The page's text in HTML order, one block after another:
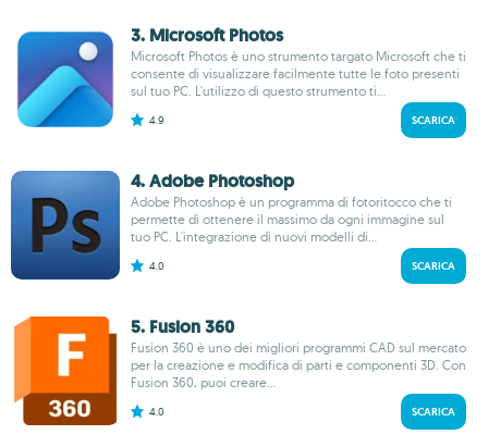
3. Microsoft Photos
Microsoft Photos è uno strumento targato Microsoft che ti
consente di visualizzare facilmente tutte le foto presenti
sul tuo PC. L'utilizzo di questo strumento ti...
4.9 SCARICA
4. Adobe Photoshop
Adobe Photoshop è un programma di fotoritocco che ti
permette di ottenere il massimo da ogni immagine sul
tuo PC. L'integrazione di nuovi modelli di...
4.0 SCARICA
5. Fusion 360
Fusion 360 è uno dei migliori programmi CAD sul mercato
per la creazione e modifica di parti e componenti 3D. Con
Fusion 360, puoi creare...
4.0 SCARICA